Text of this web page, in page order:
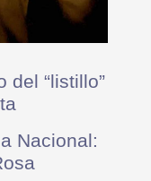
del “listillo”
Nacional: